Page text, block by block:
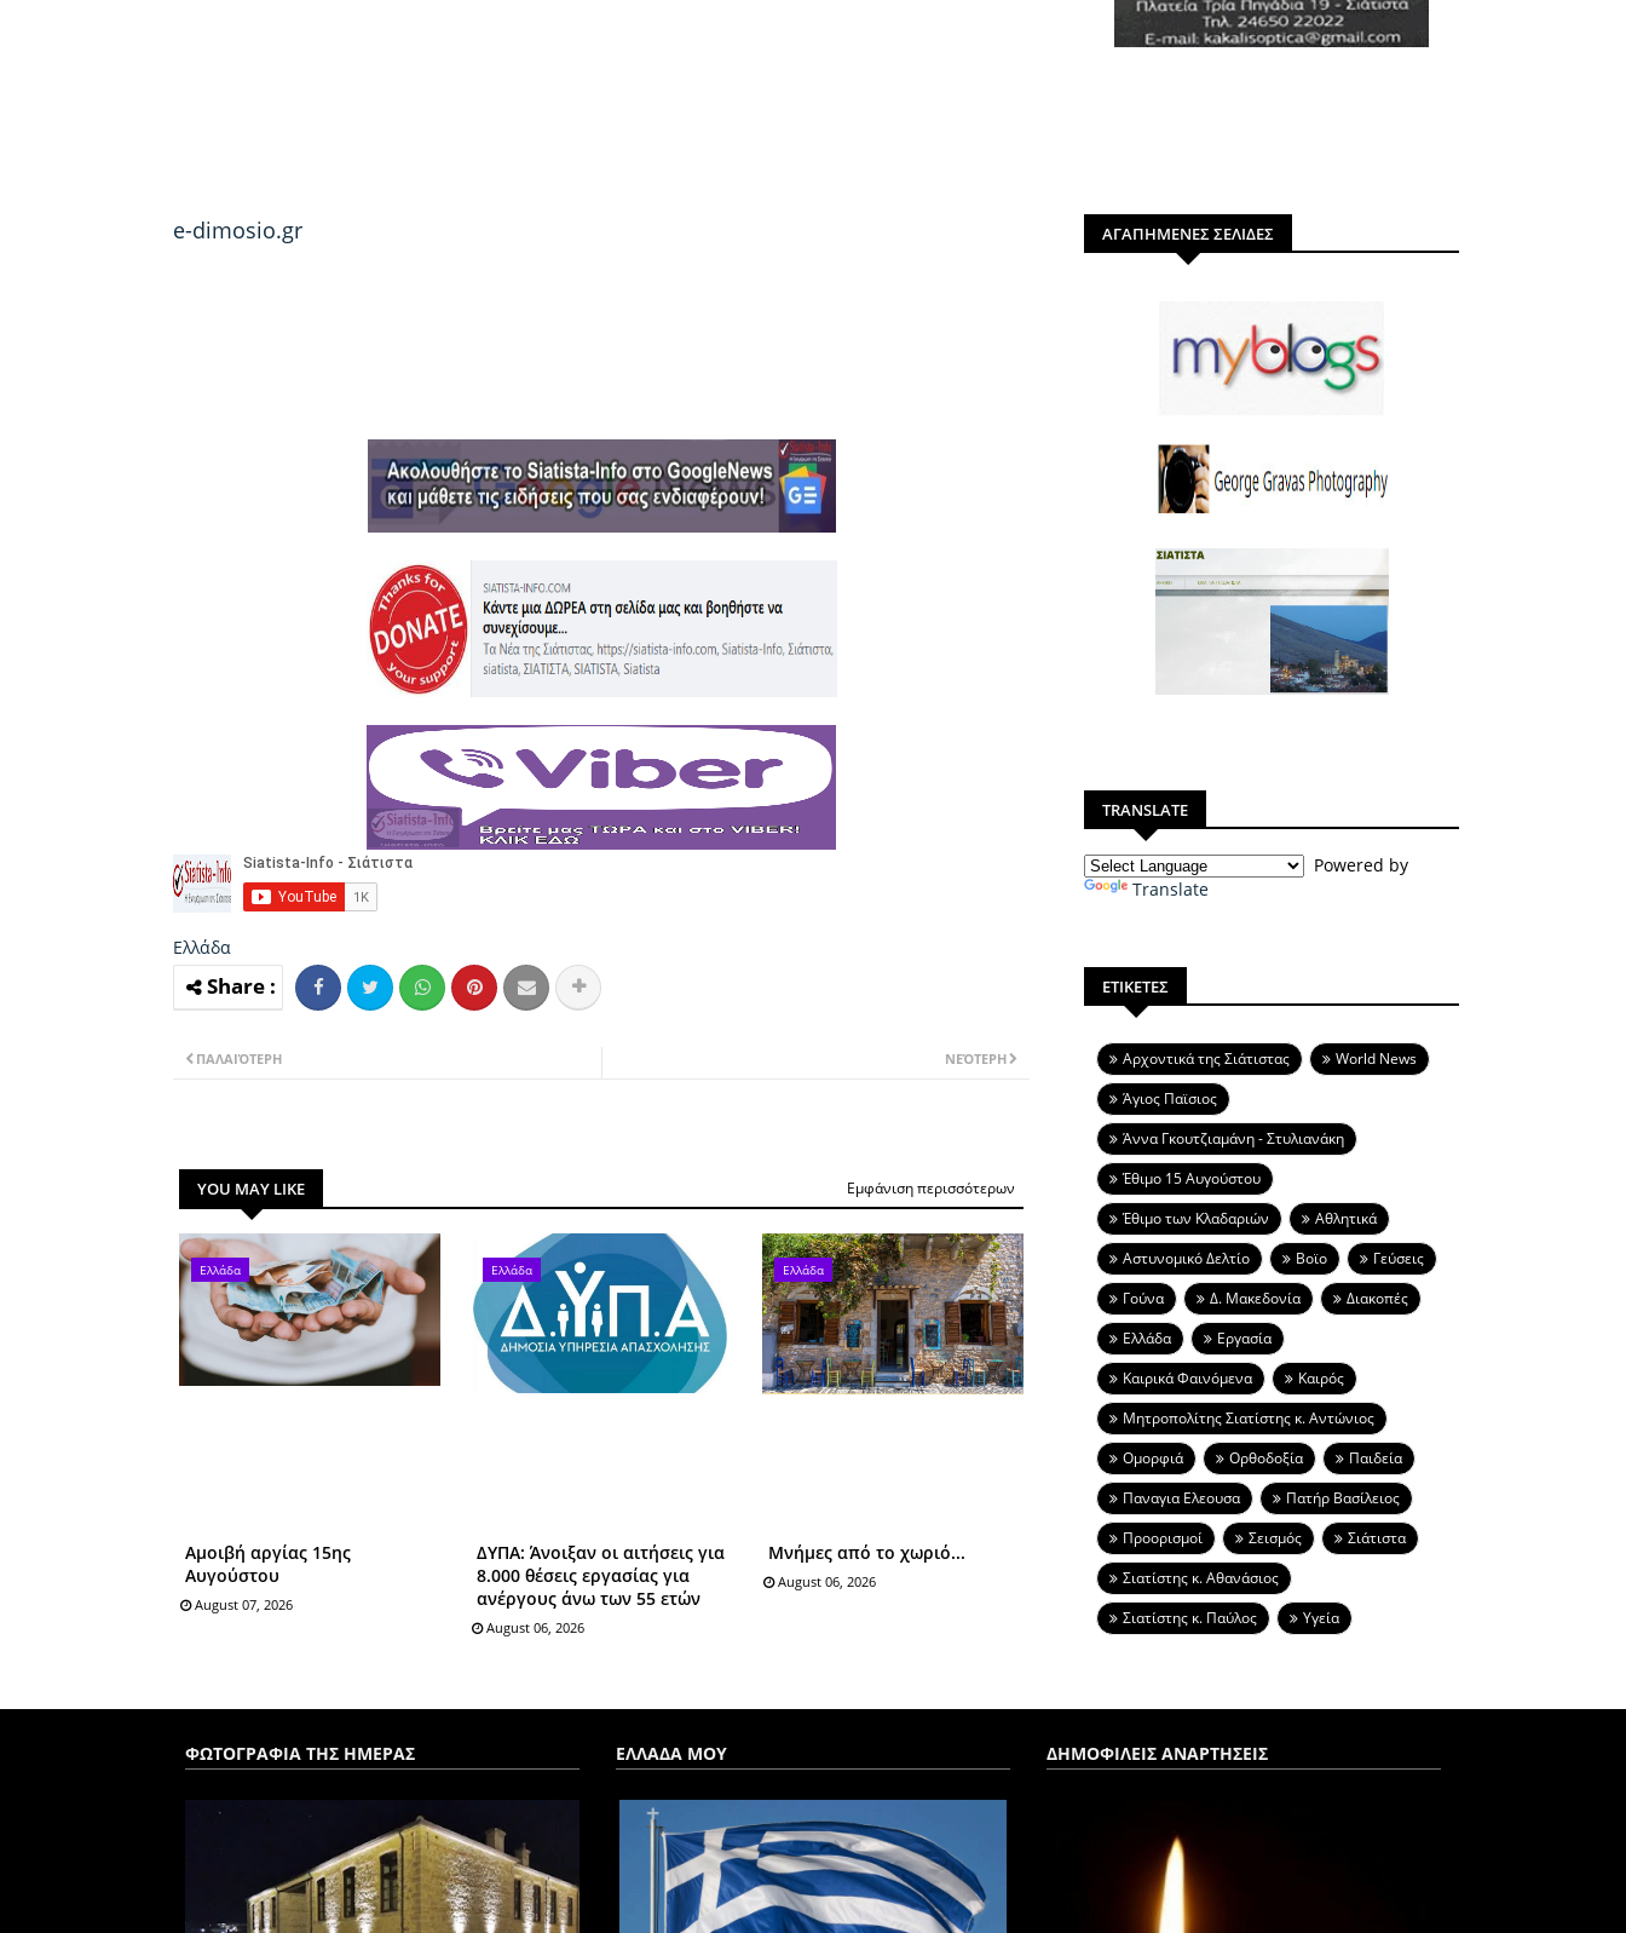
e-dimosio.gr
Ελλάδα
ΝΕΌΤΕΡΗ
ΠΑΛΑΙΌΤΕΡΗ
YOU MAY LIKE Εμφάνιση περισσότερων
Ελλάδα
Αμοιβή αργίας 15ης
Αυγούστου
August 07, 2026
Ελλάδα
ΔΥΠΑ: Άνοιξαν οι αιτήσεις για
8.000 θέσεις εργασίας για
ανέργους άνω των 55 ετών
August 06, 2026
Ελλάδα
Μνήμες από το χωριό...
August 06, 2026
ΑΓΑΠΗΜΕΝΕΣ ΣΕΛΙΔΕΣ
TRANSLATE
Powered by
Translate
ΕΤΙΚΕΤΕΣ
Aρχοντικά της Σιάτιστας
World News
Άγιος Παϊσιος
Άννα Γκουτζιαμάνη - Στυλιανάκη
Έθιμο 15 Αυγούστου
Έθιμο των Κλαδαριών
Αθλητικά
Αστυνομικό Δελτίο
Βοϊο
Γεύσεις
Γούνα
Δ. Μακεδονία
Διακοπές
Ελλάδα
Εργασία
Καιρικά Φαινόμενα
Καιρός
Μητροπολίτης Σιατίστης κ. Αντώνιος
Ομορφιά
Ορθοδοξία
Παιδεία
Παναγια Ελεουσα
Πατήρ Βασίλειος
Προορισμοί
Σεισμός
Σιάτιστα
Σιατίστης κ. Αθανάσιος
Σιατίστης κ. Παύλος
Υγεία
ΦΩΤΟΓΡΑΦΙΑ ΤΗΣ ΗΜΕΡΑΣ ΕΛΛΑΔΑ ΜΟΥ ΔΗΜΟΦΙΛΕΙΣ ΑΝΑΡΤΗΣΕΙΣ